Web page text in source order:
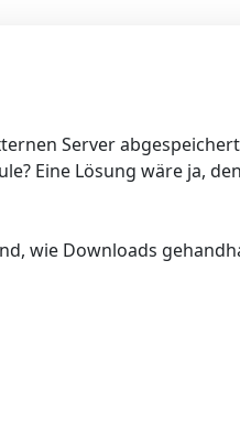
Server
Eine Lösung wäre ja,
wie Downloads